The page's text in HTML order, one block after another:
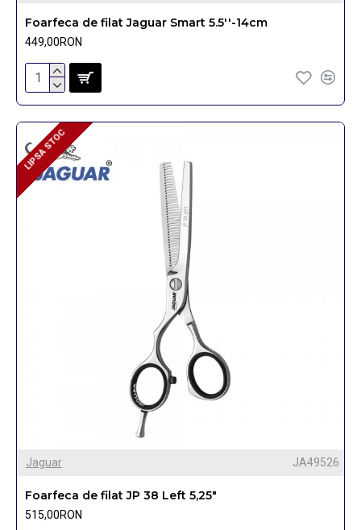
Foarfeca de filat Jaguar Smart 5.5''-14cm
449,00RON
LIPSA STOC
LIPSA STOC
Jaguar JA49526
Foarfeca de filat JP 38 Left 5,25"
515,00RON